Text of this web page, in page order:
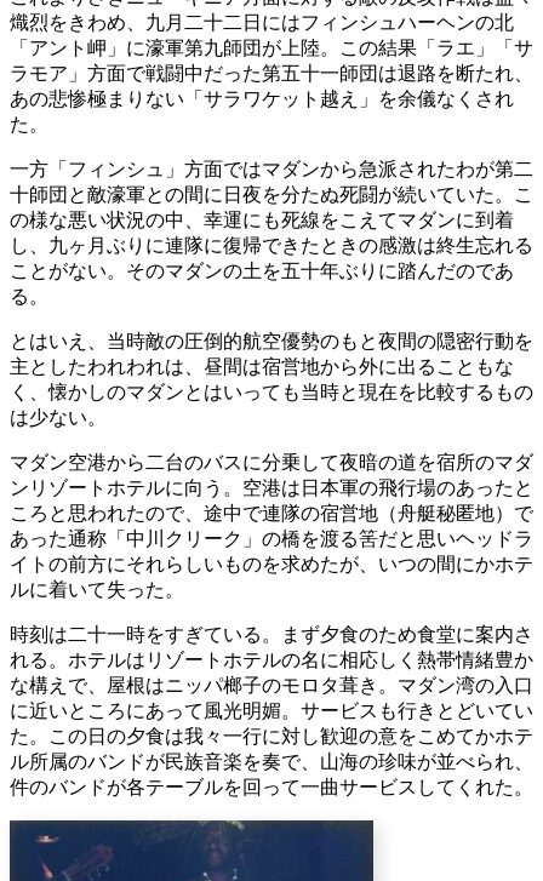
熾烈をきわめ、九月二十二日にはフィンシュハーヘンの北
「アント岬」に濠軍第九師団が上陸。この結果「ラエ」「サ
ラモア」方面で戦闘中だった第五十一師団は退路を断たれ、
あの悲惨極まりない「サラワケット越え」を余儀なくされ
た。
一方「フィンシュ」方面ではマダンから急派されたわが第二
十師団と敵濠軍との間に日夜を分たぬ死闘が続いていた。こ
の様な悪い状況の中、幸運にも死線をこえてマダンに到着
し、九ヶ月ぶりに連隊に復帰できたときの感激は終生忘れる
ことがない。そのマダンの土を五十年ぶりに踏んだのであ
る。
とはいえ、当時敵の圧倒的航空優勢のもと夜間の隠密行動を
主としたわれわれは、昼間は宿営地から外に出ることもな
く、懐かしのマダンとはいっても当時と現在を比較するもの
は少ない。
マダン空港から二台のバスに分乗して夜暗の道を宿所のマダ
ンリゾートホテルに向う。空港は日本軍の飛行場のあったと
ころと思われたので、途中で連隊の宿営地（舟艇秘匿地）で
あった通称「中川クリーク」の橋を渡る筈だと思いヘッドラ
イトの前方にそれらしいものを求めたが、いつの間にかホテ
ルに着いて失った。
時刻は二十一時をすぎている。まず夕食のため食堂に案内さ
れる。ホテルはリゾートホテルの名に相応しく熱帯情緒豊か
な構えで、屋根はニッパ榔子のモロタ葺き。マダン湾の入口
に近いところにあって風光明媚。サービスも行きとどいてい
た。この日の夕食は我々一行に対し歓迎の意をこめてかホテ
ル所属のバンドが民族音楽を奏で、山海の珍味が並べられ、
件のバンドが各テーブルを回って一曲サービスしてくれた。